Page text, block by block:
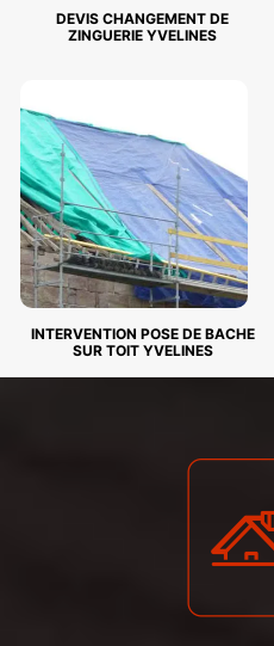
DEVIS CHANGEMENT DE
ZINGUERIE YVELINES
INTERVENTION POSE DE BACHE
SUR TOIT YVELINES